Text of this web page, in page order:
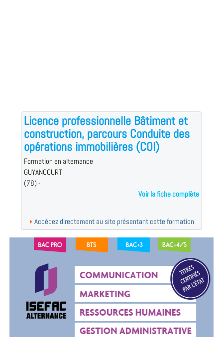
Licence professionnelle Bâtiment et
construction, parcours Conduite des
opérations immobilières (COI)
Formation en alternance
GUYANCOURT
(78) -
Voir la fiche complète
Accédez directement au site présentant cette formation